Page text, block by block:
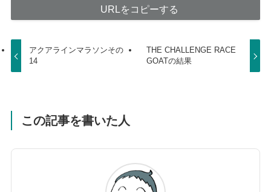
URLをコピーする
アクアラインマラソンその
14
THE CHALLENGE RACE
GOATの結果
この記事を書いた人